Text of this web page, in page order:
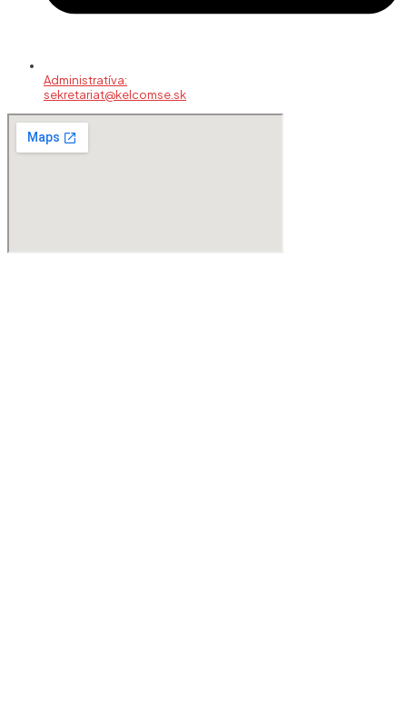
Administratíva:
sekretariat@kelcomse.sk